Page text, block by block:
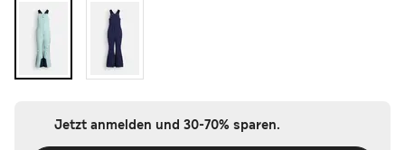
Jetzt anmelden und 30-70% sparen.